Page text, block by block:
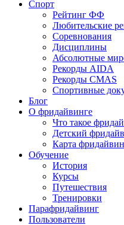
Спорт
Рейтинг ФФ
Любительские
Соревнования
Дисциплины
Абсолютные
Рекорды AIDA
Рекорды CMAS
Спортивные
Блог
О фридайвинге
Что такое
Детский
Карта
Обучение
История
Курсы
Путешествия
Тренировки
Парафридайвинг
Пользователи